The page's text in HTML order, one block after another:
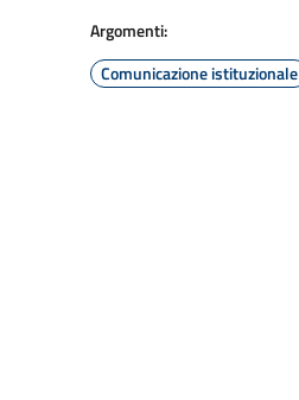
Argomenti:
Comunicazione istituzionale